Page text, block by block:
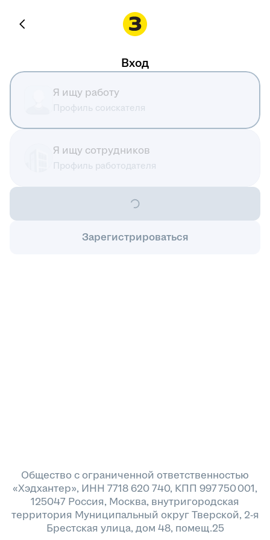
Вход
Я ищу работу
Профиль соискателя
Я ищу сотрудников
Профиль работодателя
Зарегистрироваться
Общество с ограниченной ответственностью
«Хэдхантер», ИНН 7718 620 740, КПП 997 750 001,
125047 Россия, Москва, внутригородская
территория Муниципальный округ Тверской, 2-я
Брестская улица, дом 48, помещ.25